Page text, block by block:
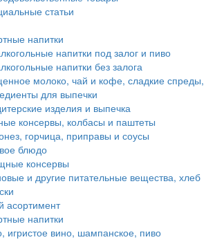
статьи
напитки
напитки под залог и пиво
напитки без залога
молоко, чай и кофе, сладкие спреды,
для выпечки
изделия и выпечка
консервы, колбасы и паштеты
горчица, приправы и соусы
блюдо
консервы
и другие питательные вещества, хлеб
асортимент
напитки
игристое вино, шампанское, пиво